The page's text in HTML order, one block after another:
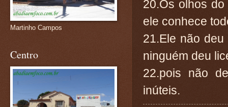
20.Os olhos
ele conhece
21.Ele não
ninguém deu
22.pois não
inúteis.
Martinho Campos
Centro